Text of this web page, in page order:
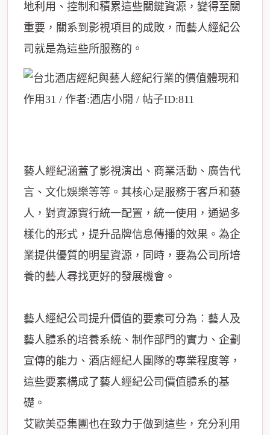
地利用、控制和積累這些關鍵資源，變得至關
重要，關系到影視項目的成敗，而藝人經紀公
司就是為這些所服務的。
藝人經紀涵蓋了影視演出、商業活動、 廣告代
言、文化娛樂等等。其核心是服務于客戶和藝
人，對資源實行統一配置，統一使用，通過多
樣化的形式，提升品牌信息傳播的效果。為企
業提供優質的明星資源，同時，要為公司所培
養的藝人尋找更好的發展機會。
藝人經紀公司提升價值的要素可分為︰藝人及
藝人體系的培養系統、制作部門的實力、企劃
宣傳的能力、酒店經紀人團隊的專業程度等，
這些要素構成了藝人經紀公司價值體系的基
礎。
艾歐美亞集團也在致力于做到這些，充分利用